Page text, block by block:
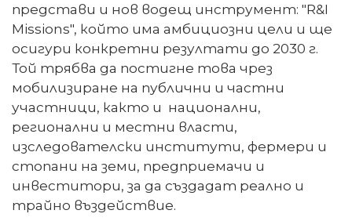
представи и нов водещ инструмент: "R&I
Missions", който има амбициозни цели и ще
осигури конкретни резултати до 2030 г.
Той трябва да постигне това чрез
мобилизиране на публични и частни
участници, както и национални,
регионални и местни власти,
изследователски институти, фермери и
стопани на земи, предприемачи и
инвеститори, за да създадат реално и
трайно въздействие.